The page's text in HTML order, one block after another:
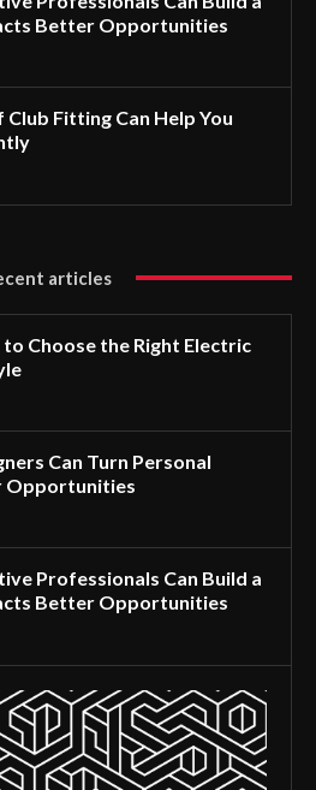
Better Opportunities
Club Fitting Can Help You
articles
Choose the Right Electric
Can Turn Personal
Opportunities
Professionals Can Build a
Better Opportunities